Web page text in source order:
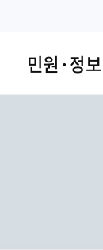
민원·정보